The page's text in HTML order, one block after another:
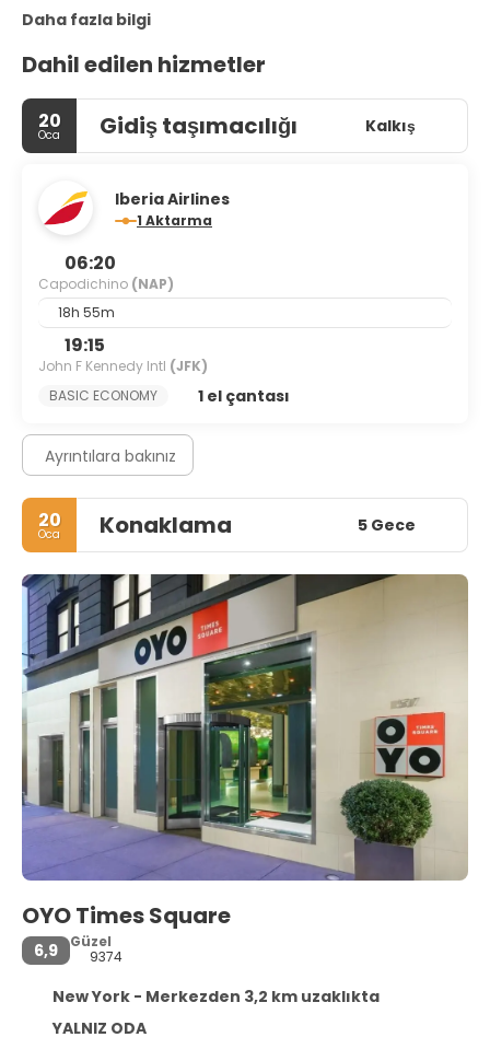
Daha fazla bilgi
Dahil edilen hizmetler
20
Oca Gidiş taşımacılığı Kalkış
Iberia Airlines
1 Aktarma
06:20
Capodichino (NAP)
18h 55m
19:15
John F Kennedy Intl (JFK)
BASIC ECONOMY
1 el çantası
Ayrıntılara bakınız
20
Oca Konaklama 5 Gece
OYO Times Square
6,9
Güzel
9374
New York - Merkezden 3,2 km uzaklıkta
YALNIZ ODA